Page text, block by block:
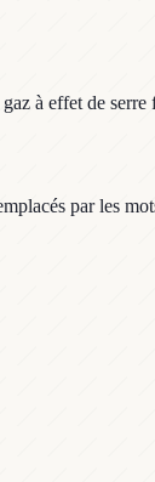
à effet de serre
par les